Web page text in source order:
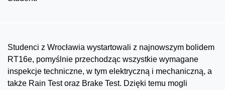
Studenci z Wrocławia wystartowali z najnowszym bolidem
RT16e, pomyślnie przechodząc wszystkie wymagane
inspekcje techniczne, w tym elektryczną i mechaniczną, a
także Rain Test oraz Brake Test. Dzięki temu mogli